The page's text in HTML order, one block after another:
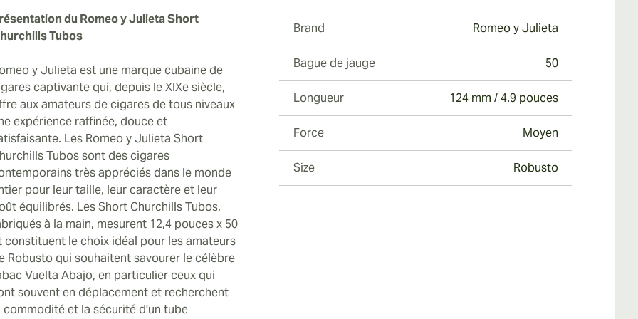
du Romeo y Julieta Short
Tubos
y Julieta est une marque cubaine de
captivante qui, depuis le XIXe siècle,
aux amateurs de cigares de tous niveaux
expérience raffinée, douce et
Les Romeo y Julieta Short
Tubos sont des cigares
très appréciés dans le monde
pour leur taille, leur caractère et leur
équilibrés. Les Short Churchills Tubos,
à la main, mesurent 12,4 pouces x 50
constituent le choix idéal pour les amateurs
Robusto qui souhaitent savourer le célèbre
Vuelta Abajo, en particulier ceux qui
souvent en déplacement et recherchent
commodité et la sécurité d'un tube
Brand Romeo y Julieta
Bague de jauge 50
Longueur 124 mm / 4.9 pouces
Force Moyen
Size Robusto